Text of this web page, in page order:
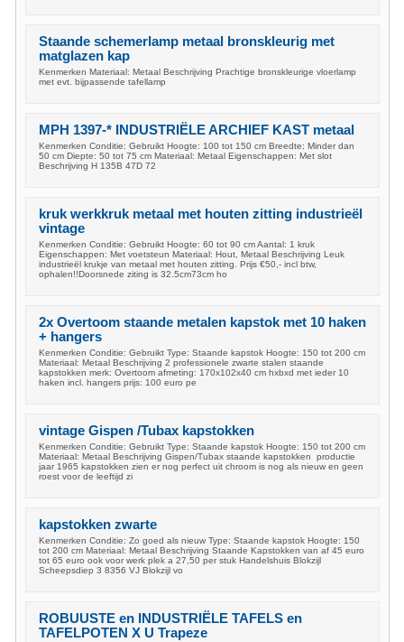
Staande schemerlamp metaal bronskleurig met
matglazen kap
Kenmerken Materiaal: Metaal Beschrijving Prachtige bronskleurige vloerlamp
met evt. bijpassende tafellamp
MPH 1397-* INDUSTRIËLE ARCHIEF KAST metaal
Kenmerken Conditie: Gebruikt Hoogte: 100 tot 150 cm Breedte: Minder dan
50 cm Diepte: 50 tot 75 cm Materiaal: Metaal Eigenschappen: Met slot
Beschrijving H 135B 47D 72
kruk werkkruk metaal met houten zitting industrieël
vintage
Kenmerken Conditie: Gebruikt Hoogte: 60 tot 90 cm Aantal: 1 kruk
Eigenschappen: Met voetsteun Materiaal: Hout, Metaal Beschrijving Leuk
industrieël krukje van metaal met houten zitting. Prijs €50,- incl btw,
ophalen!!Doorsnede ziting is 32.5cm73cm ho
2x Overtoom staande metalen kapstok met 10 haken
+ hangers
Kenmerken Conditie: Gebruikt Type: Staande kapstok Hoogte: 150 tot 200 cm
Materiaal: Metaal Beschrijving 2 professionele zwarte stalen staande
kapstokken merk: Overtoom afmeting: 170x102x40 cm hxbxd met ieder 10
haken incl. hangers prijs: 100 euro pe
vintage Gispen /Tubax kapstokken
Kenmerken Conditie: Gebruikt Type: Staande kapstok Hoogte: 150 tot 200 cm
Materiaal: Metaal Beschrijving Gispen/Tubax staande kapstokken productie
jaar 1965 kapstokken zien er nog perfect uit chroom is nog als nieuw en geen
roest voor de leeftijd zi
kapstokken zwarte
Kenmerken Conditie: Zo goed als nieuw Type: Staande kapstok Hoogte: 150
tot 200 cm Materiaal: Metaal Beschrijving Staande Kapstokken van af 45 euro
tot 65 euro ook voor werk plek a 27,50 per stuk Handelshuis Blokzijl
Scheepsdiep 3 8356 VJ Blokzijl vo
ROBUUSTE en INDUSTRIËLE TAFELS en
TAFELPOTEN X U Trapeze